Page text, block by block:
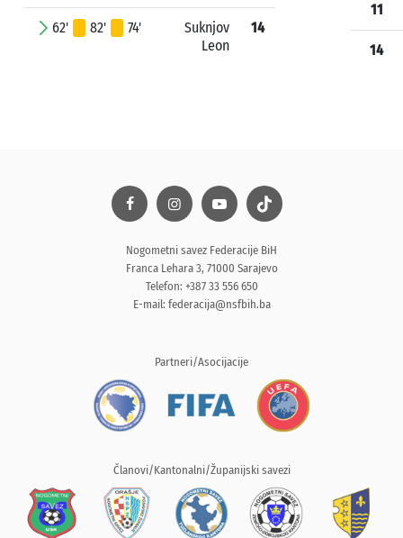
62' 82' 74'
Suknjov
Leon
14
11
14
Nogometni savez Federacije BiH
Franca Lehara 3, 71000 Sarajevo
Telefon: +387 33 556 650
E-mail: federacija@nsfbih.ba
Partneri/Asocijacije
Članovi/Kantonalni/Županijski savezi